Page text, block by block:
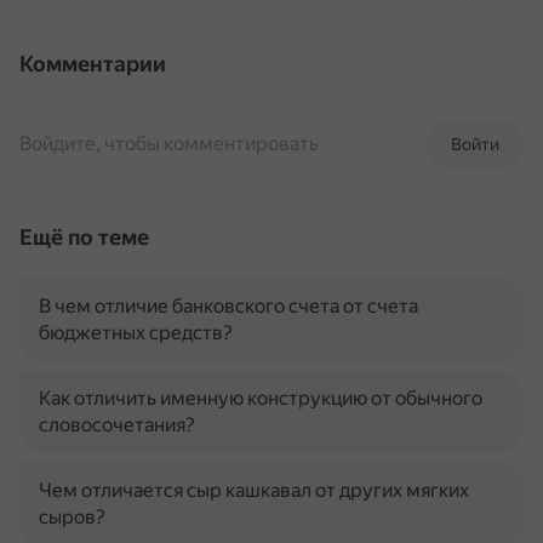
Комментарии
Войти
Войдите, чтобы комментировать
Ещё по теме
В чем отличие банковского счета от счета
бюджетных средств?
Как отличить именную конструкцию от обычного
словосочетания?
Чем отличается сыр кашкавал от других мягких
сыров?